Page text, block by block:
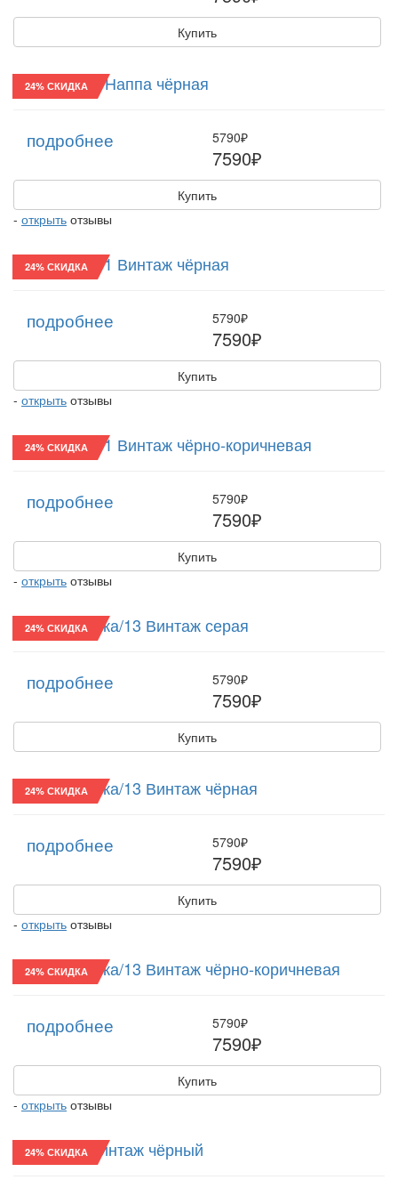
Купить
24% СКИДКА
Фуражка/07 Наппа чёрная
подробнее 5790₽
7590₽
Купить
- открыть отзывы
24% СКИДКА
Хулиганка/11 Винтаж чёрная
подробнее 5790₽
7590₽
Купить
- открыть отзывы
24% СКИДКА
Хулиганка/11 Винтаж чёрно-коричневая
подробнее 5790₽
7590₽
Купить
- открыть отзывы
24% СКИДКА
Восьмиклинка/13 Винтаж серая
подробнее 5790₽
7590₽
Купить
24% СКИДКА
Восьмиклинка/13 Винтаж чёрная
подробнее 5790₽
7590₽
Купить
- открыть отзывы
24% СКИДКА
Восьмиклинка/13 Винтаж чёрно-коричневая
подробнее 5790₽
7590₽
Купить
- открыть отзывы
24% СКИДКА
Картуз/22 Винтаж чёрный